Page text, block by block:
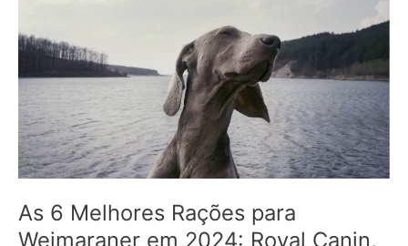
As 6 Melhores Rações para
Weimaraner em 2024: Royal Canin,
Melhores
Weimaraner
em
2024:
Canin,
Premier